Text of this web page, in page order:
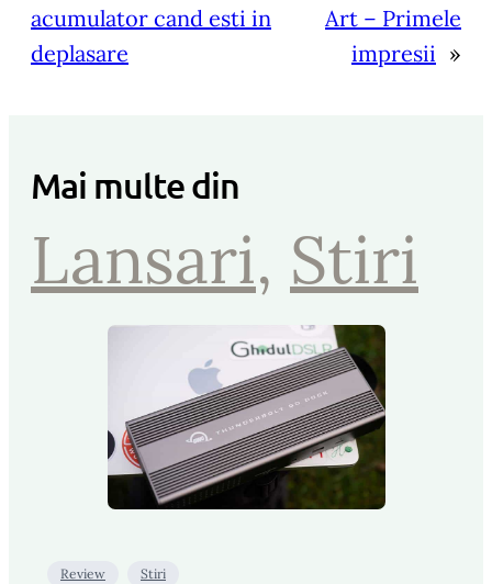
acumulator cand esti in
deplasare
Art – Primele
impresii »
Mai multe din
Lansari, Stiri
Review Stiri